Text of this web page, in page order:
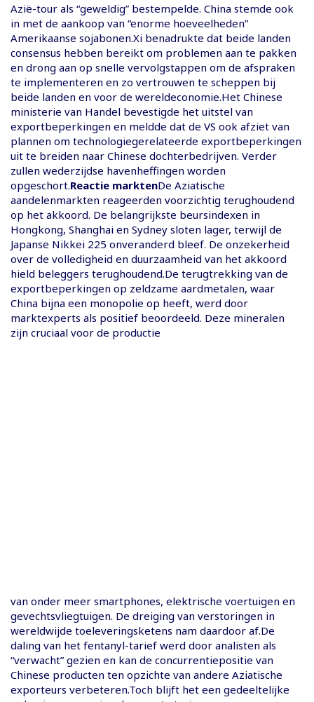
Azië-tour als “geweldig” bestempelde. China stemde ook
in met de aankoop van “enorme hoeveelheden”
Amerikaanse sojabonen.Xi benadrukte dat beide landen
consensus hebben bereikt om problemen aan te pakken
en drong aan op snelle vervolgstappen om de afspraken
te implementeren en zo vertrouwen te scheppen bij
beide landen en voor de wereldeconomie.Het Chinese
ministerie van Handel bevestigde het uitstel van
exportbeperkingen en meldde dat de VS ook afziet van
plannen om technologiegerelateerde exportbeperkingen
uit te breiden naar Chinese dochterbedrijven. Verder
zullen wederzijdse havenheffingen worden
opgeschort.Reactie marktenDe Aziatische
aandelenmarkten reageerden voorzichtig terughoudend
op het akkoord. De belangrijkste beursindexen in
Hongkong, Shanghai en Sydney sloten lager, terwijl de
Japanse Nikkei 225 onveranderd bleef. De onzekerheid
over de volledigheid en duurzaamheid van het akkoord
hield beleggers terughoudend.De terugtrekking van de
exportbeperkingen op zeldzame aardmetalen, waar
China bijna een monopolie op heeft, werd door
marktexperts als positief beoordeeld. Deze mineralen
zijn cruciaal voor de productie
van onder meer smartphones, elektrische voertuigen en
gevechtsvliegtuigen. De dreiging van verstoringen in
wereldwijde toeleveringsketens nam daardoor af.De
daling van het fentanyl-tarief werd door analisten als
“verwacht” gezien en kan de concurrentiepositie van
Chinese producten ten opzichte van andere Aziatische
exporteurs verbeteren.Toch blijft het een gedeeltelijke